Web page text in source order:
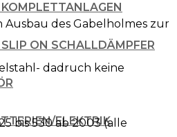
ON SCHALLDÄMPFER
ELEKTRIK
des Gabelholmes zur
dadruch keine
bis 530 ab 2003 (alle